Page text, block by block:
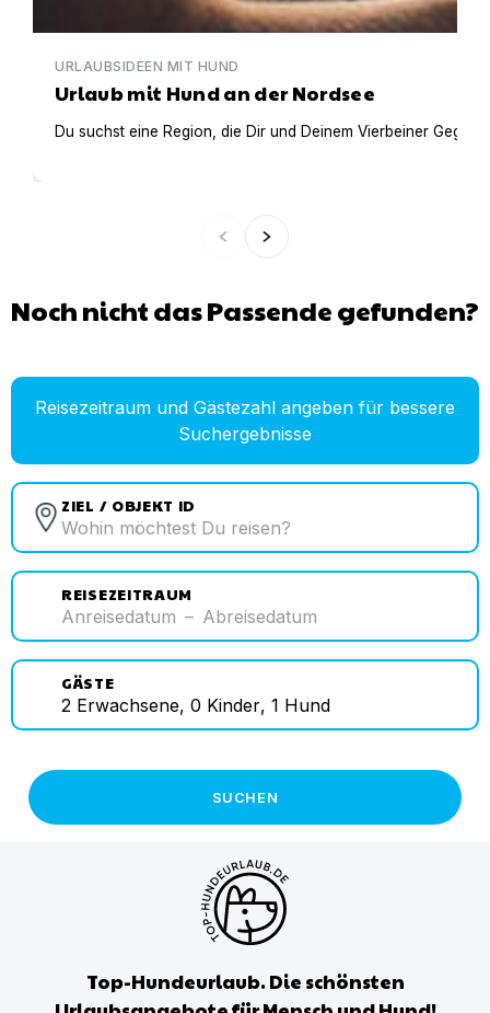
URLAUBSIDEEN MIT HUND
Urlaub mit Hund an der Nordsee
Du suchst eine Region, die Dir und Deinem Vierbeiner
Noch nicht das Passende gefunden?
Reisezeitraum und Gästezahl angeben für bessere
Suchergebnisse
ZIEL / OBJEKT ID
REISEZEITRAUM
Anreisedatum – Abreisedatum
GÄSTE
2 Erwachsene, 0 Kinder, 1 Hund
SUCHEN
Top-Hundeurlaub. Die schönsten